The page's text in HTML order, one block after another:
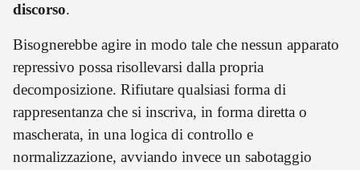
discorso.
Bisognerebbe agire in modo tale che nessun apparato
repressivo possa risollevarsi dalla propria
decomposizione. Rifiutare qualsiasi forma di
rappresentanza che si inscriva, in forma diretta o
mascherata, in una logica di controllo e
normalizzazione, avviando invece un sabotaggio